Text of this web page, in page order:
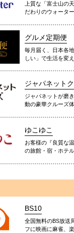
上質な「富士山の
だわりのウォータ
グルメ定期便
毎月届く、日本各
しい」で生活を変
ジャパネット
ジャパネットが磨
動の豪華クルーズ体
ゆこゆこ
お客様の『良質な
の旅館・宿・ホテ
BS10
全国無料のBS放送
フに映画に麻雀、